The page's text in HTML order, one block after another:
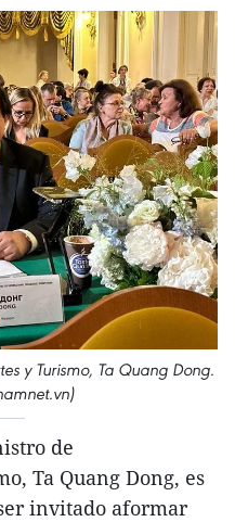
y Turismo, Ta Quang Dong.
de
Ta Quang Dong, es
invitado aformar